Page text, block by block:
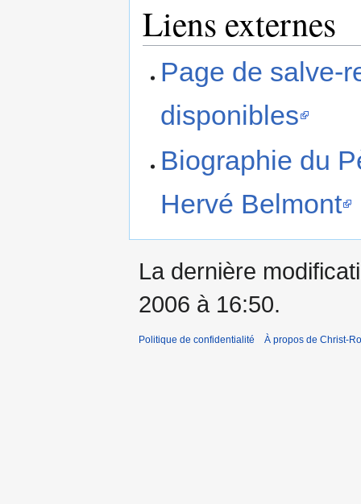
Liens externes
Page de salve-
disponibles
Biographie du
Hervé Belmont
La dernière
2006 à 16:50.
Politique de confidentialité À propos de Christ-